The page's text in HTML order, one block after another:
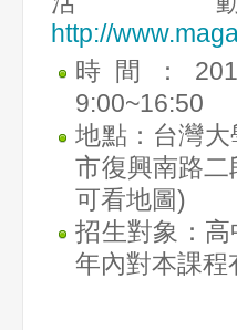
http://
時間：
地點：台灣
市復興南路
可看地圖)
招生對象：
年內對本課程